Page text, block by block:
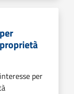
per